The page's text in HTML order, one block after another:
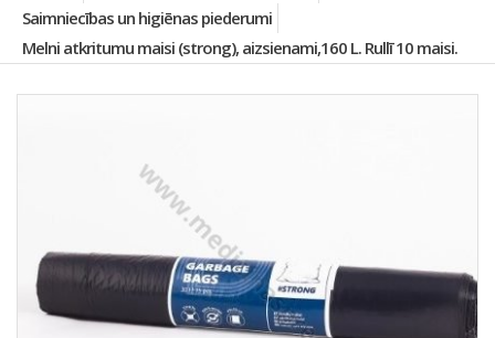
e
n
v
n
n
v
Saimniecības un higiēnas piederumi
Melni atkritumu maisi (strong), aizsienami,160 L. Rullī 10 maisi.